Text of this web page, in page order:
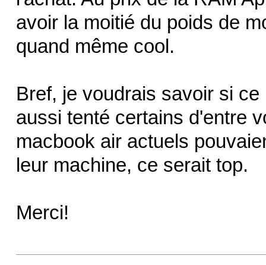
avoir la moitié du poids de
quand même cool.
Bref, je voudrais savoir si
aussi tenté certains d'entre
macbook air actuels
leur machine, ce serait top.
Merci!